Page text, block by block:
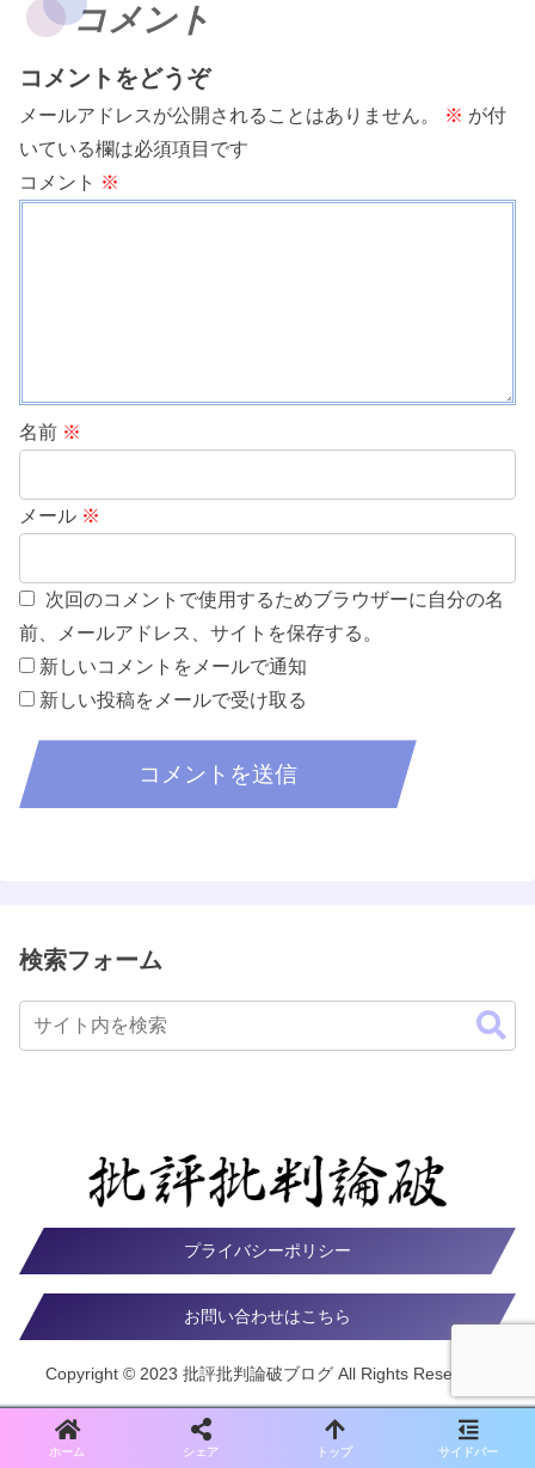
コメント
コメントをどうぞ
メールアドレスが公開されることはありません。 ※ が付
いている欄は必須項目です
コメント ※
名前 ※
メール ※
次回のコメントで使用するためブラウザーに自分の名
前、メールアドレス、サイトを保存する。
新しいコメントをメールで通知
新しい投稿をメールで受け取る
検索フォーム
プライバシーポリシー
お問い合わせはこちら
Copyright © 2023 批評批判論破ブログ All Rights Reserved.
ホーム シェア トップ サイドバー